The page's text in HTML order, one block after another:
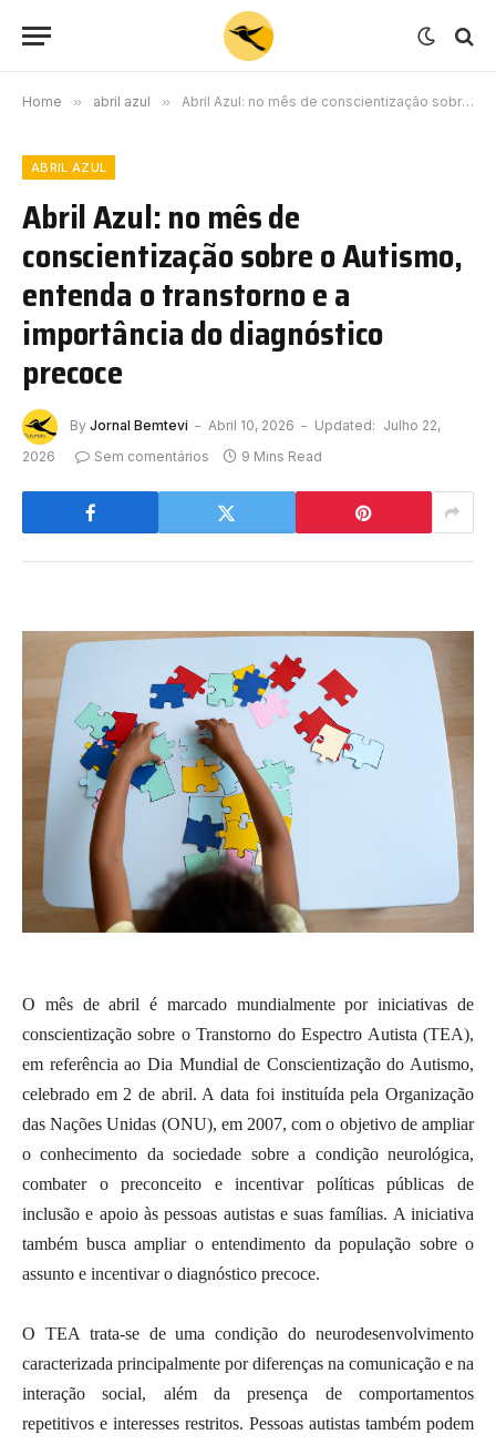
Home » abril azul » Abril Azul: no mês de conscientização sobre o Autismo, entenda o transtorno e a importância do diagnóstico precoce
ABRIL AZUL
Abril Azul: no mês de
conscientização sobre o Autismo,
entenda o transtorno e a
importância do diagnóstico
precoce
By Jornal Bemtevi Abril 10, 2026 Updated: Julho 22,
2026
Sem comentários 9 Mins Read
O mês de abril é marcado mundialmente por iniciativas de
conscientização sobre o Transtorno do Espectro Autista (TEA),
em referência ao Dia Mundial de Conscientização do Autismo,
celebrado em 2 de abril. A data foi instituída pela Organização
das Nações Unidas (ONU), em 2007, com o objetivo de ampliar
o conhecimento da sociedade sobre a condição neurológica,
combater o preconceito e incentivar políticas públicas de
inclusão e apoio às pessoas autistas e suas famílias. A iniciativa
também busca ampliar o entendimento da população sobre o
assunto e incentivar o diagnóstico precoce.
O TEA trata-se de uma condição do neurodesenvolvimento
caracterizada principalmente por diferenças na comunicação e na
interação social, além da presença de comportamentos
repetitivos e interesses restritos. Pessoas autistas também podem